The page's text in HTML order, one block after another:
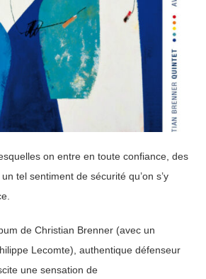
on entre en toute confiance, des
tel sentiment de sécurité qu’on s’y
de Christian Brenner (avec un
Lecomte), authentique défenseur
une sensation de